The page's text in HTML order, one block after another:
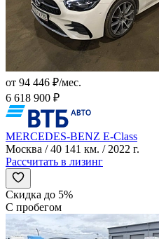
от 94 446 ₽/мес.
6 618 900 ₽
MERCEDES-BENZ E-Class
Москва / 40 141 км. / 2022 г.
Рассчитать в лизинг
Скидка до 5%
С пробегом